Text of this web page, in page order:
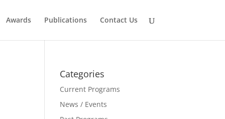
Awards Publications Contact Us
Categories
Current Programs
News / Events